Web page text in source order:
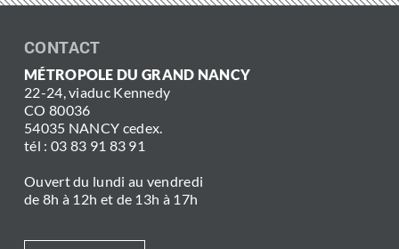
CONTACT
MÉTROPOLE DU GRAND NANCY
22-24, viaduc Kennedy
CO 80036
54035 NANCY cedex.
tél : 03 83 91 83 91
Ouvert du lundi au vendredi
de 8h à 12h et de 13h à 17h